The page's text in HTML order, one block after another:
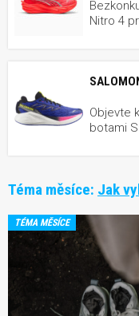
Nitro 4
Objevte
botami
Téma měsíce: Jak
TÉMA MĚSÍCE